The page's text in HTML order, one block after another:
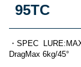
95TC
・SPEC
DragMax 6kg/45°